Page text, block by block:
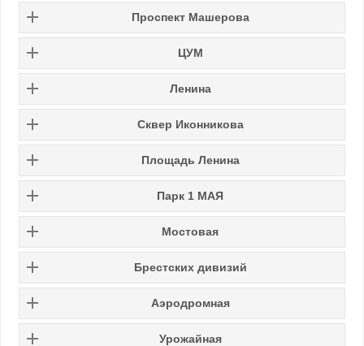
Проспект Машерова
ЦУМ
Ленина
Сквер Иконникова
Площадь Ленина
Парк 1 МАЯ
Мостовая
Брестских дивизий
Аэродромная
Урожайная